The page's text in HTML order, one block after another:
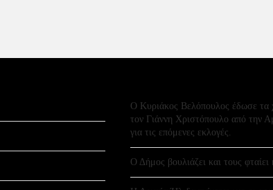
Ο Κυριάκος Βελόπουλος έδωσε τα
τον Γιάννη Χριστόπουλο από την
για τις επόμενες εκλογές.
Ο Δήμος βουλιάζει και τους φταίει